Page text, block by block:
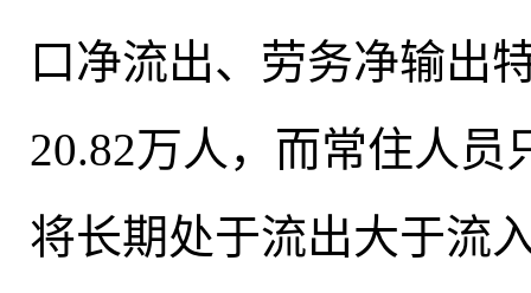
口净流出、劳务净输出
20.82万人 ， 而常住人员
将长期处于流出大于流